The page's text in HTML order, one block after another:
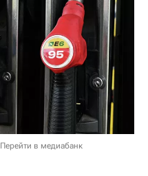
Перейти в медиабанк